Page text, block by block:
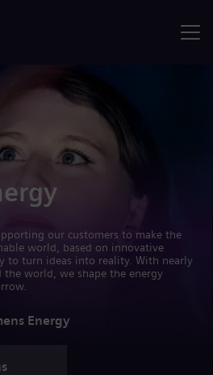
our customers to make the
world, based on innovative
to turn ideas into reality. With nearly
the world, we shape the energy
Energy